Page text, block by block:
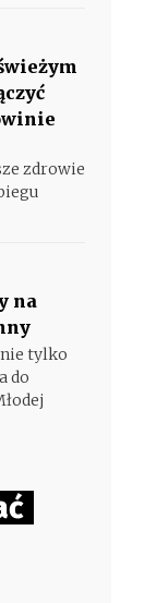
zdrowie
na
tylko
do